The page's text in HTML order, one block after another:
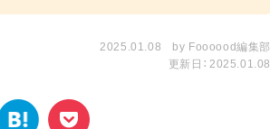
2025.01.08 by Foooood編集部
更新日：2025.01.08